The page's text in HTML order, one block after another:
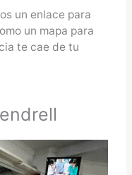
un enlace para
un mapa para
te cae de tu